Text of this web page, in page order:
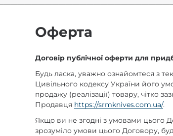
Ножі
Оферта
Договір публічної оферти для
Будь ласка, уважно ознайомтеся з
Цивільного кодексу України його
продажу (реалізації) товару, чітко
Продавця https://srmknives.com.ua/.
Якщо ви не згодні з умовами цього
зрозуміло умови цього Договору,